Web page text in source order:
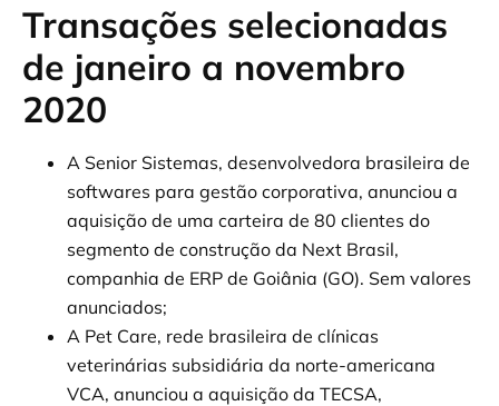
Transações selecionadas
de janeiro a novembro
2020
A Senior Sistemas, desenvolvedora brasileira de
softwares para gestão corporativa, anunciou a
aquisição de uma carteira de 80 clientes do
segmento de construção da Next Brasil,
companhia de ERP de Goiânia (GO). Sem valores
anunciados;
A Pet Care, rede brasileira de clínicas
veterinárias subsidiária da norte-americana
VCA, anunciou a aquisição da TECSA,